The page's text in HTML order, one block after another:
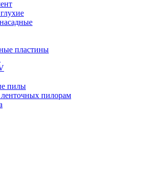
пластины
пилы
пилорам